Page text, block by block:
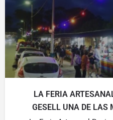
LA FERIA
GESELL UNA DE LAS